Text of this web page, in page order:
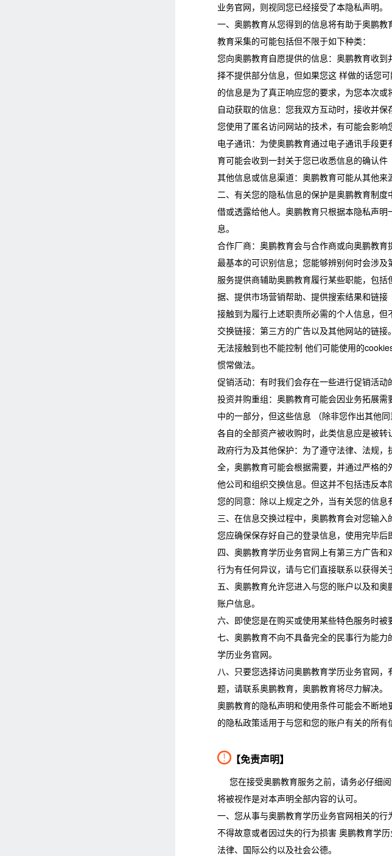
业务官网，则视同您已经接受了本隐私声明。
一、奥鹏教育从您得到的信息将有助于奥鹏
教育采集的可能包括但不限于如下种类：
您向奥鹏教育自愿提供的信息：奥鹏教育收
择不提供部分信息，但如果您这 样做的话您
的信息是为了真正响应您的要求，为您本次或
自动获取的信息：您我双方互动时，接收并
您使用了匿名访问网站的技术，有可能会影响
电子通讯：为使奥鹏教育通过电子通讯手段
育可能会收到一封关于您已收悉信息的确认件
其他信息或信息渠道：奥鹏教育可能从其他来
二、有关您的隐私信息的保护是奥鹏教育制
借或透露给他人。奥鹏教育只根据本隐私声
息。
合作厂商：奥鹏教育会与合作商或向奥鹏教
最基本的可识别信息；您能够辨别何时会涉
服务提供商辅助奥鹏教育履行某些职能，包
据、提供市场营销帮助、提供搜索结果和链
接触到为履行上述职责所必需的个人信息，但
交换链接：第三方的广告以及其他网站的链
无法接触到也不能控制 他们可能使用的
惯常做法。
促销活动：有时我们会存在一些进行促销活动
投资并购重组：奥鹏教育可能会因业务拓展
中的一部分，但这些信息 （除非您作出其他
各自的全部资产被收购时，此类信息应是被转
政府行为及其他保护：为了遵守法律、法规
全，奥鹏教育可能会根据需要，并通过严格
他公司和组织交换信息。但这并不包括违反本
您的同意：除以上规定之外，当有关您的信息
三、在信息交换过程中，奥鹏教育会对您输入
您应确保保存好自己的登录信息，使用完毕后
四、奥鹏教育学历业务官网上有第三方广告
行为有任何异议，请与它们直接联系以获得关
五、奥鹏教育允许您进入与您的账户以及和
账户信息。
六、即使您是在购买或使用某些特色服务时被
七、奥鹏教育不向不具备完全的民事行为能
学历业务官网。
八、只要您选择访问奥鹏教育学历业务官网
题，请联系奥鹏教育，奥鹏教育将尽力解决。
奥鹏教育的隐私声明和使用条件可能会不断
的隐私政策适用于与您和您的账户有关的所有
【免责声明】
您在接受奥鹏教育服务之前，请务必仔细
将被视作是对本声明全部内容的认可。
一、您从事与奥鹏教育学历业务官网相关的
不得故意或者因过失的行为损害 奥鹏教育学
法律、国际公约以及社会公德。